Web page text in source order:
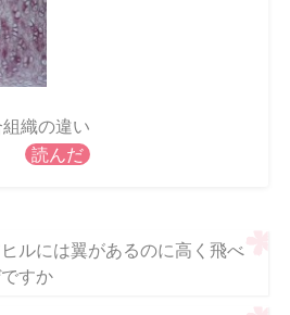
織の違い
読んだ
ルには翼があるのに高く飛べ
すか